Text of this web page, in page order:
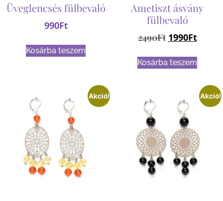
Üveglencsés fülbevaló
990Ft
Kosárba teszem
Ametiszt ásvány
fülbevaló
2490Ft 1990Ft
Kosárba teszem
Akció! Akció!